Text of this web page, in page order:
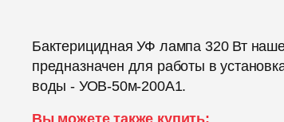
Бактерицидная УФ лампа 320 Вт
предназначен для работы в
воды - УОВ-50м-200А1.
Вы можете также купить: